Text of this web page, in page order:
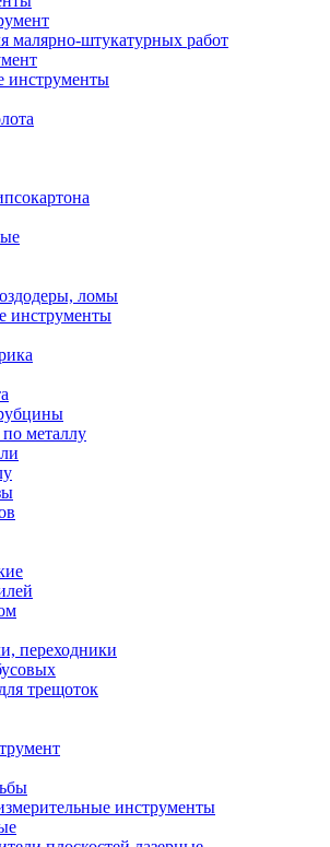
малярно-штукатурных работ
инструменты
ломы
инструменты
металлу
переходники
трещоток
инструменты